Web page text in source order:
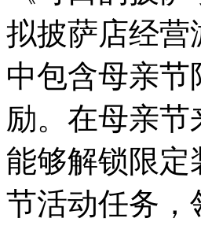
拟披萨店经营
中包含母亲
励。在母亲
能够解锁限
节活动任务，